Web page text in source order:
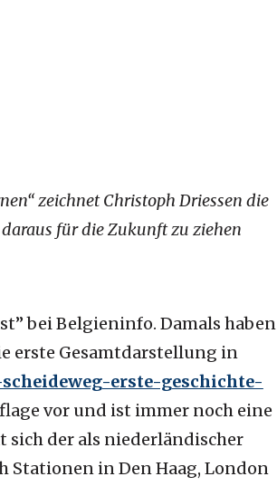
zeichnet Christoph Driessen die
für die Zukunft zu ziehen
bei Belgieninfo. Damals haben
erste Gesamtdarstellung in
erste-geschichte-
vor und ist immer noch eine
sich der als niederländischer
Stationen in Den Haag, London